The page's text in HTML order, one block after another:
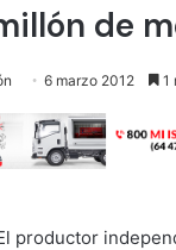
de
6 marzo 2012 1
productor